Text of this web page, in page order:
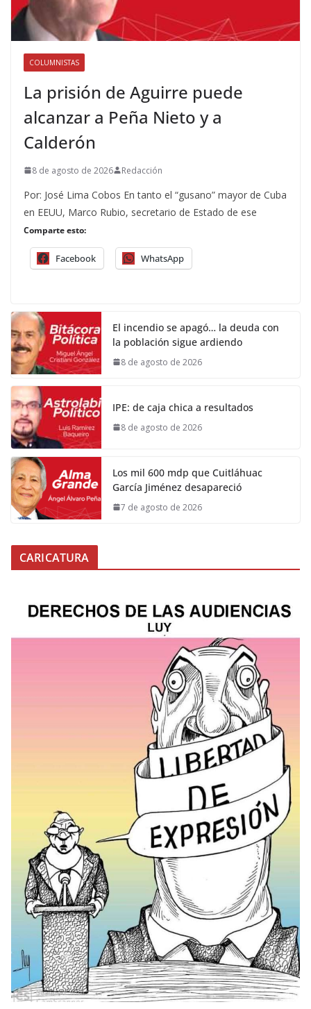
COLUMNISTAS
La prisión de Aguirre puede
alcanzar a Peña Nieto y a
Calderón
8 de agosto de 2026 Redacción
Por: José Lima Cobos En tanto el “gusano” mayor de Cuba
en EEUU, Marco Rubio, secretario de Estado de ese
Comparte esto:
Facebook WhatsApp
El incendio se apagó… la deuda con
la población sigue ardiendo
8 de agosto de 2026
IPE: de caja chica a resultados
8 de agosto de 2026
Los mil 600 mdp que Cuitláhuac
García Jiménez desapareció
7 de agosto de 2026
CARICATURA